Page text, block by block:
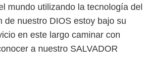
mundo utilizando la tecnología del
de nuestro DIOS estoy bajo su
en este largo caminar con
a nuestro SALVADOR